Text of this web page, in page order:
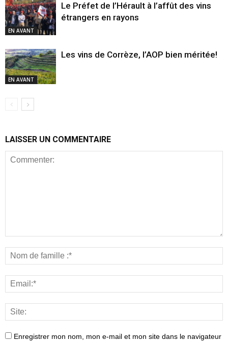
EN AVANT
Le Préfet de l’Hérault à l’affût des vins
étrangers en rayons
EN AVANT
Les vins de Corrèze, l’AOP bien méritée!
LAISSER UN COMMENTAIRE
Enregistrer mon nom, mon e-mail et mon site dans le navigateur